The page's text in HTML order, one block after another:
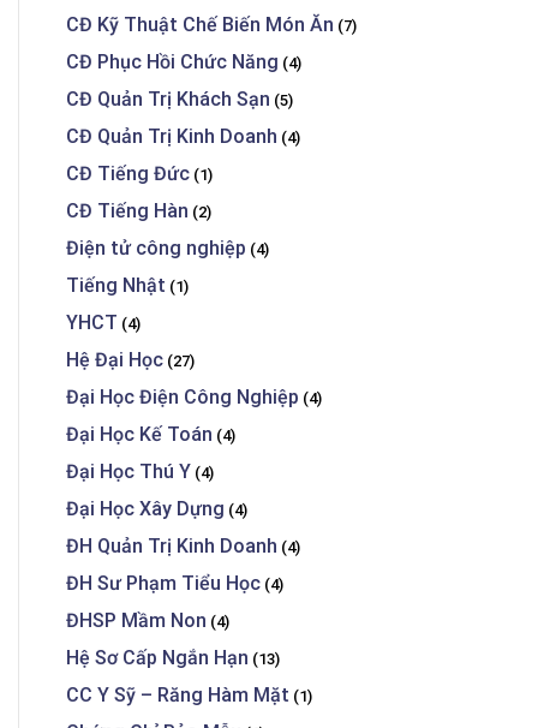
CĐ Kỹ Thuật Chế Biến Món Ăn (7)
CĐ Phục Hồi Chức Năng (4)
CĐ Quản Trị Khách Sạn (5)
CĐ Quản Trị Kinh Doanh (4)
CĐ Tiếng Đức (1)
CĐ Tiếng Hàn (2)
Điện tử công nghiệp (4)
Tiếng Nhật (1)
YHCT (4)
Hệ Đại Học (27)
Đại Học Điện Công Nghiệp (4)
Đại Học Kế Toán (4)
Đại Học Thú Y (4)
Đại Học Xây Dựng (4)
ĐH Quản Trị Kinh Doanh (4)
ĐH Sư Phạm Tiểu Học (4)
ĐHSP Mầm Non (4)
Hệ Sơ Cấp Ngắn Hạn (13)
CC Y Sỹ – Răng Hàm Mặt (1)